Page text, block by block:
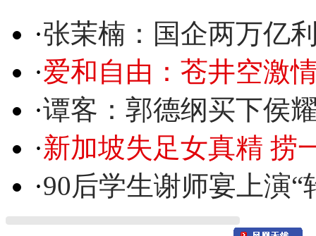
·张茉楠：国企两万亿
·爱和自由：苍井空激
·谭客：郭德纲买下侯
·新加坡失足女真精 捞
·90后学生谢师宴上演“